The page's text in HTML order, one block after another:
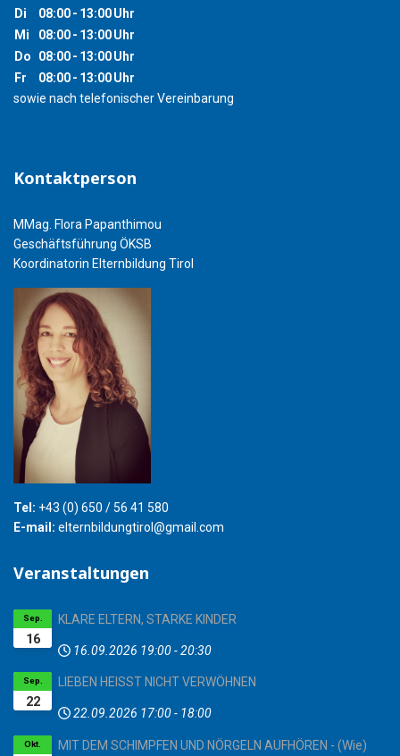
Di
08:00- 13:00Uhr
Mi
08:00- 13:00Uhr
Do
08:00- 13:00Uhr
Fr
08:00- 13:00Uhr
sowie nach telefonischer Vereinbarung
Kontaktperson
MMag. Flora Papanthimou
Geschäftsführung ÖKSB
Koordinatorin Elternbildung Tirol
Tel: +43 (0) 650 / 56 41 580
E-mail: elternbildungtirol@gmail.com
Veranstaltungen
16
Sep. KLARE ELTERN, STARKE KINDER
16.09.2026 19:00-20:30
22
Sep. LIEBEN HEISST NICHT VERWÖHNEN
22.09.2026 17:00- 18:00
Okt.
MIT DEM SCHIMPFEN UND NÖRGELN AUFHÖREN - (Wie)